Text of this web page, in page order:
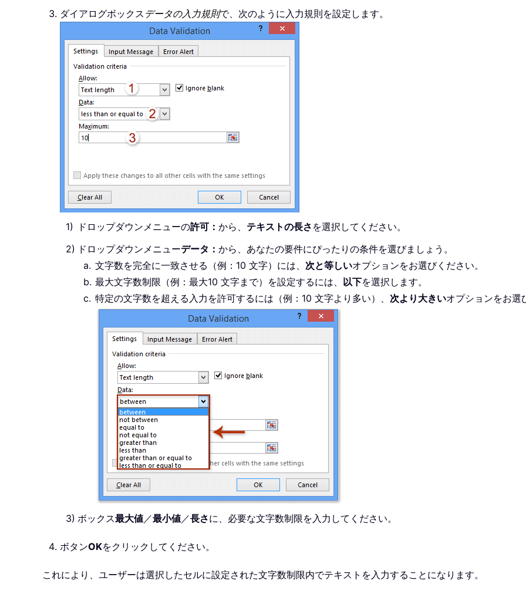
ダイアログボックス データの入力規則で、次のように入力規則を設定します。
ドロップダウンメニューの許可： から、 テキストの長さ を選択してください。
ドロップダウンメニューデータ： から、あなたの要件にぴったりの条件を選びましょう。
文字数を完全に一致させる（例：10 文字）には、 次と等しいオプションをお選びください。
最大文字数制限（例：最大10 文字まで）を設定するには、 以下を選択します。
特定の文字数を超える入力を許可するには（例：10 文字より多い）、 次より大きいオプションをお選
ボックス最大値／最小値／長さに、必要な文字数制限を入力してください。
ボタンOKをクリックしてください。
これにより、ユーザーは選択したセルに設定された文字数制限内でテキストを入力することになります。